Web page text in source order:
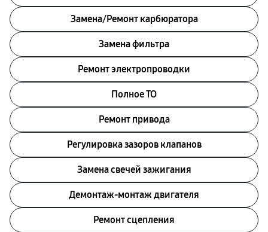
Замена/Pемонт карбюратора
Замена фильтра
Ремонт электропроводки
Полное ТО
Ремонт привода
Регулировка зазоров клапанов
Замена свечей зажигания
Демонтаж-монтаж двигателя
Ремонт сцепления